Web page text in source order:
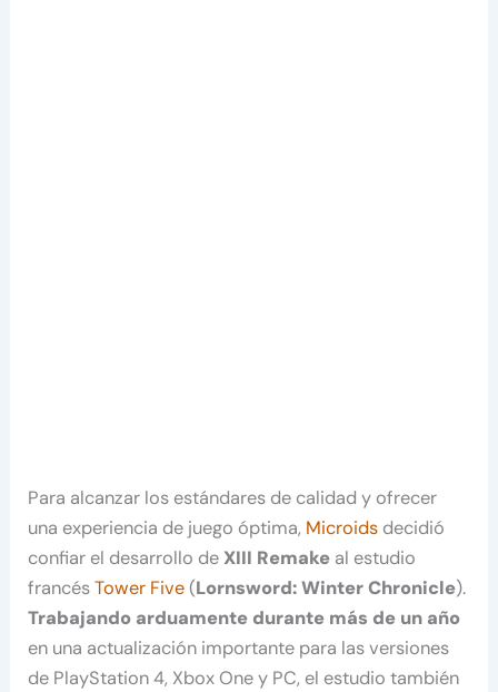
Para alcanzar los estándares de calidad y ofrecer
una experiencia de juego óptima, Microids decidió
confiar el desarrollo de XIII Remake al estudio
francésTower Five(Lornsword: Winter Chronicle).
Trabajando arduamente durante más de un año
en una actualización importante para las versiones
de PlayStation 4, Xbox One y PC, el estudio también